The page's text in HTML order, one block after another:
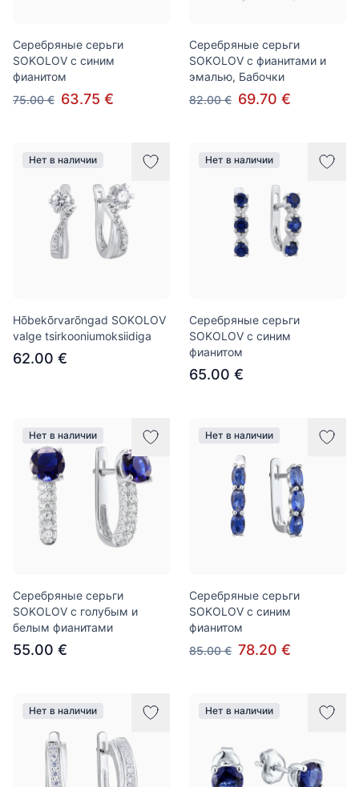
Серебряные серьги
SOKOLOV с синим
фианитом
75.00 € 63.75 €
Серебряные серьги
SOKOLOV с фианитами и
эмалью, Бабочки
82.00 € 69.70 €
Нет в наличии
Hõbekõrvarõngad SOKOLOV
valge tsirkooniumoksiidiga
62.00 €
Нет в наличии
Серебряные серьги
SOKOLOV с синим
фианитом
65.00 €
Нет в наличии
Серебряные серьги
SOKOLOV с голубым и
белым фианитами
55.00 €
Нет в наличии
Серебряные серьги
SOKOLOV с синим
фианитом
85.00 € 78.20 €
Нет в наличии Нет в наличии